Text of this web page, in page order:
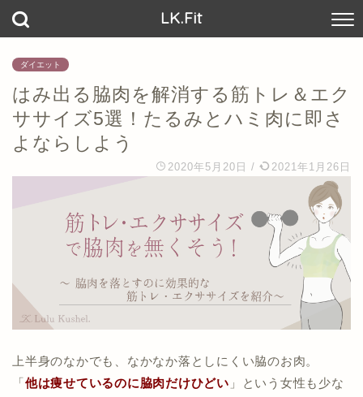
LK.Fit
ダイエット
はみ出る脇肉を解消する筋トレ＆エク
ササイズ5選！たるみとハミ肉に即さ
よならしよう
2020年5月20日 / 2021年1月26日
上半身のなかでも、なかなか落としにくい脇のお肉。
「 他は痩せているのに脇肉だけひどい 」という女性も少な